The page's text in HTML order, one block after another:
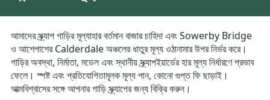
আমাদের স্ক্র্যাপ গাড়ির মূল্যাহার বর্তমান বাজার চাহিদা এবং Sowerby Bridge
ও আশেপাশের Calderdale অঞ্চলের ধাতুর মূল্য ওঠানামার উপর নির্ভর করে।
গাড়ির অবস্থা, নির্মাতা, মডেল এবং স্থানীয় স্ক্র্যাপইয়ার্ডের হার মূল্য নির্ধারণে প্রভাব
ফেলে। স্পষ্ট এবং প্রতিযোগিতামূলক মূল্য পান, কোনো গুপ্ত ফি ছাড়াই।
আত্মবিশ্বাসের সঙ্গে আপনার গাড়ি স্ক্র্যাপের জন্য বিক্রি করুন।